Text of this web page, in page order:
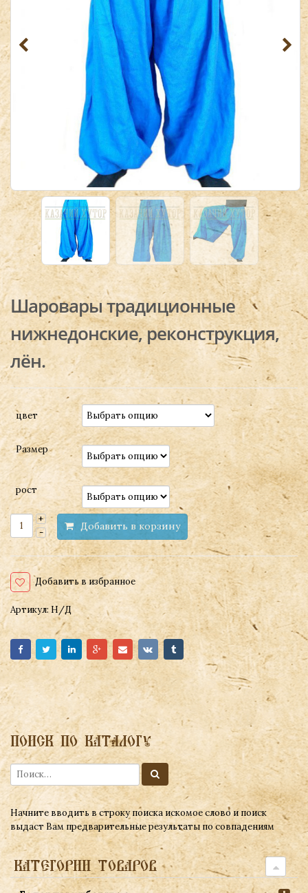
Шаровары традиционные
нижнедонские, реконструкция,
лён.
цвет
Размер
рост
Добавить в корзину
Добавить в избранное
Артикул: Н/Д
ПОИСК ПО КАТАЛОГУ
Начните вводить в строку поиска искомое слово и поиск
выдаст Вам предварительные результаты по совпадениям
КАТЕГОРИИ ТОВАРОВ